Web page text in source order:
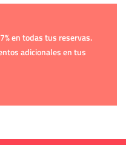
en todas tus reservas.
adicionales en tus